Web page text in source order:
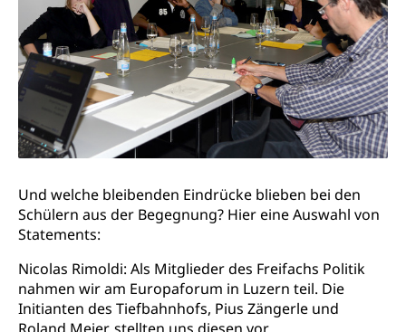
Und welche bleibenden Eindrücke blieben bei den
Schülern aus der Begegnung? Hier eine Auswahl von
Statements:
Nicolas Rimoldi: Als Mitglieder des Freifachs Politik
nahmen wir am Europaforum in Luzern teil. Die
Initianten des Tiefbahnhofs, Pius Zängerle und
Raumdatenpool
Richtplanung Kanton Luzern (ARE)
Raum und Wirtschaft rawi